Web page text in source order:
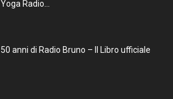
Yoga Radio...
50 anni di Radio Bruno – Il Libro ufficiale